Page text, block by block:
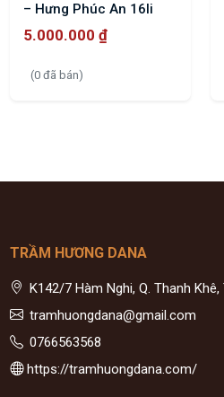
– Hưng Phúc An 16li
5.000.000₫
(0 đã bán)
TRẦM HƯƠNG DANA
K142/7 Hàm Nghi, Q. Thanh Khê,
tramhuongdana@gmail.com
0766563568
https://tramhuongdana.com/